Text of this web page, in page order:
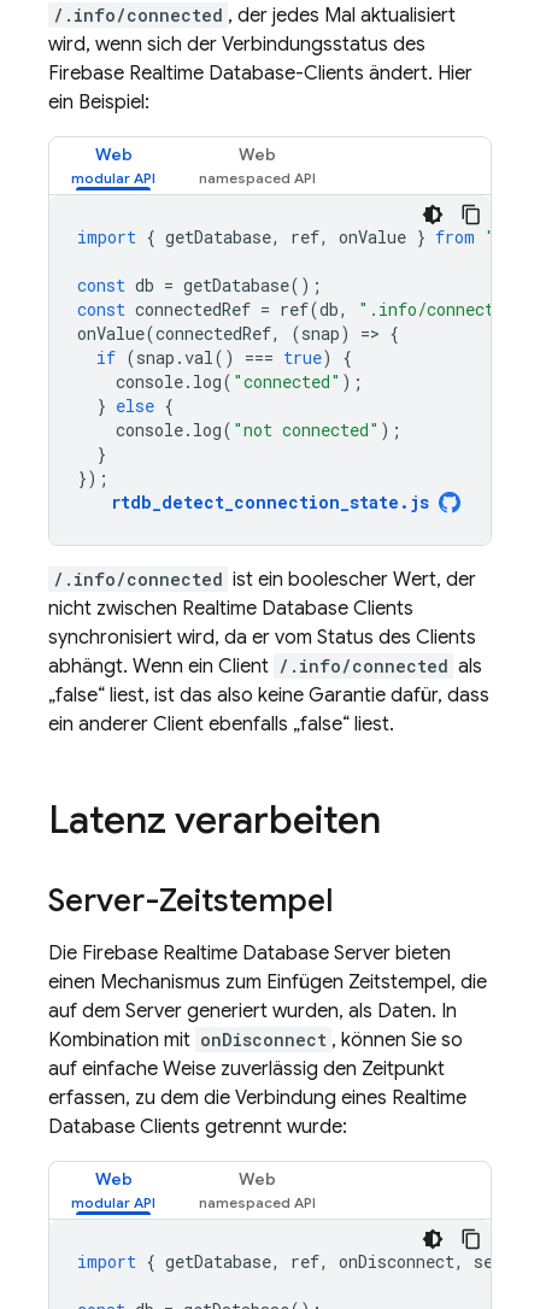
/.info/connected , der jedes Mal aktualisiert
wird, wenn sich der Verbindungsstatus des
Firebase Realtime Database-Clients ändert. Hier
ein Beispiel:
Web Web
import { getDatabase, ref, onValue } from
const db = getDatabase();
const connectedRef = ref(db, ".info/connected"
onValue(connectedRef, (snap) => {
if (snap .val() === true)
{
console. log( "connected" );
} else {
console. log( "not connected" );
}
});
rtdb_detect_connection_state . js
/.info/connected ist ein boolescher Wert, der
nicht zwischen Realtime Database Clients
synchronisiert wird, da er vom Status des Clients
abhängt. Wenn ein Client /.info/connected als
„false“ liest, ist das also keine Garantie dafür, dass
ein anderer Client ebenfalls „false“ liest.
Latenz verarbeiten
Server-Zeitstempel
Die Firebase Realtime Database Server bieten
einen Mechanismus zum Einfügen Zeitstempel, die
auf dem Server generiert wurden, als Daten. In
Kombination mit onDisconnect , können Sie so
auf einfache Weise zuverlässig den Zeitpunkt
erfassen, zu dem die Verbindung eines Realtime
Database Clients getrennt wurde:
Web Web
import { getDatabase, ref, onDisconnect,